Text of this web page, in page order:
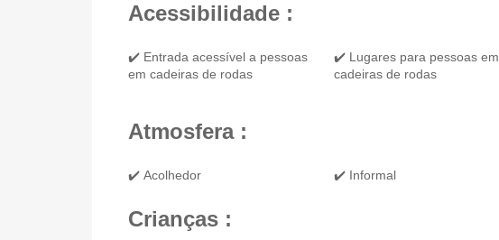
Acessibilidade :
✔️ Entrada acessível a pessoas
em cadeiras de rodas
✔️ Lugares para pessoas em
cadeiras de rodas
Atmosfera :
✔️ Acolhedor ✔️ Informal
Crianças :